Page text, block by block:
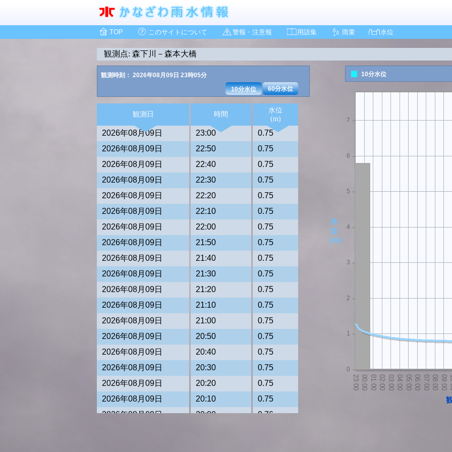
TOP このサイトについて 警報・注意報 用語集 雨量 水位
観測点: 森下川－森本大橋
観測時刻： 2026年08月09日 23時05分
10分水位
60分水位
観測日 時間
水位
(m)
2026年08月09日 23:00
0.75
2026年08月09日
22:50
0.75
2026年08月09日
22:40
0.75
2026年08月09日
22:30
0.75
2026年08月09日
22:20
0.75
2026年08月09日
22:10
0.75
2026年08月09日
22:00
0.75
2026年08月09日
21:50
0.75
2026年08月09日
21:40
0.75
2026年08月09日
21:30
0.75
2026年08月09日
21:20
0.75
2026年08月09日
21:10
0.75
2026年08月09日
21:00
0.75
2026年08月09日
20:50
0.75
2026年08月09日
20:40
0.75
2026年08月09日
20:30
0.75
2026年08月09日
20:20
0.75
2026年08月09日
20:10
0.75
2026年08月09日
20:00
0.76
10分水位
水
位
(m)
0
1
2
3
4
5
6
7